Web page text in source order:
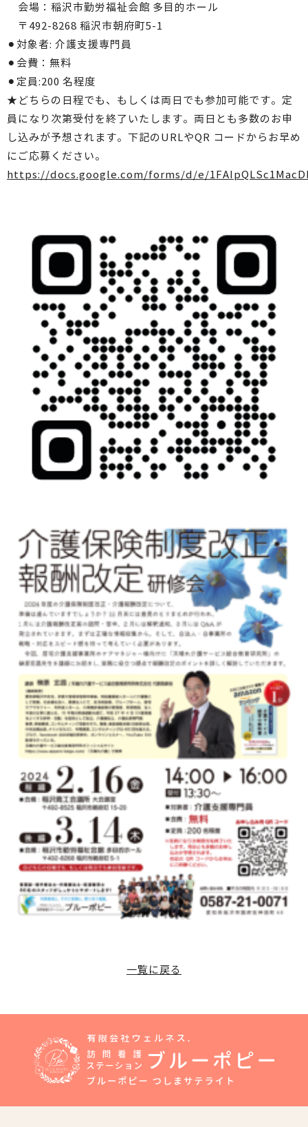
会場：稲沢市勤労福祉会館 多目的ホール
〒492-8268 稲沢市朝府町5-1
⚫︎対象者: 介護支援専門員
⚫︎会費：無料
⚫︎定員:200 名程度
★どちらの日程でも、もしくは両日でも参加可能です。定
員になり次第受付を終了いたします。両日とも多数のお申
し込みが予想されます。下記のURLやQR コードからお早め
にご応募ください。
https://docs.google.com/forms/d/e/
一覧に戻る